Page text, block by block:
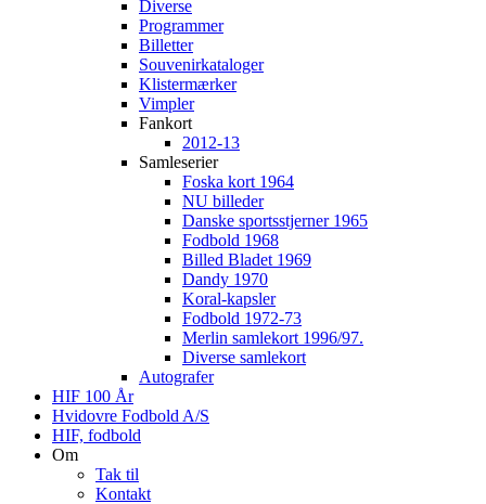
Diverse
Programmer
Billetter
Souvenirkataloger
Klistermærker
Vimpler
Fankort
2012-13
Samleserier
Foska kort 1964
NU billeder
Danske sportsstjerner 1965
Fodbold 1968
Billed Bladet 1969
Dandy 1970
Koral-kapsler
Fodbold 1972-73
Merlin samlekort 1996/97.
Diverse samlekort
Autografer
HIF 100 År
Hvidovre Fodbold A/S
HIF, fodbold
Om
Tak til
Kontakt